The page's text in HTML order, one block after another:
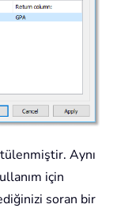
Aynı
için
soran bir